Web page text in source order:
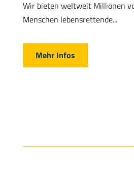
Wir bieten weltweit Millionen
Menschen lebensrettende...
Mehr Infos